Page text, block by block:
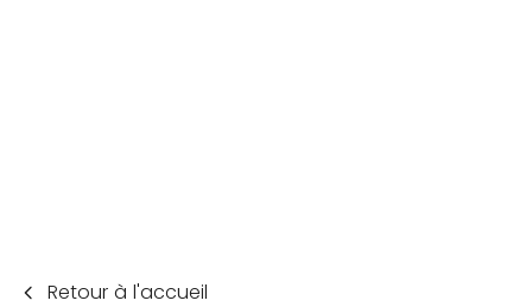
Retour à l'accueil